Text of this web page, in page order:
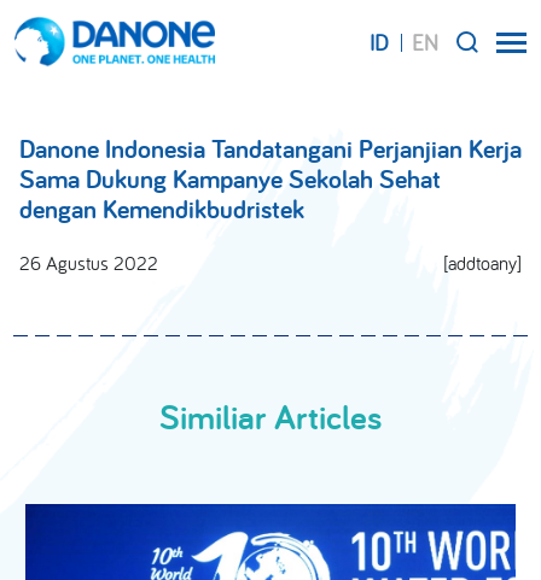
ID EN
Danone Indonesia Tandatangani Perjanjian Kerja
Sama Dukung Kampanye Sekolah Sehat
dengan Kemendikbudristek
26 Agustus 2022 [addtoany]
Similiar Articles